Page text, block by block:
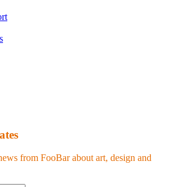
from FooBar about art, design and